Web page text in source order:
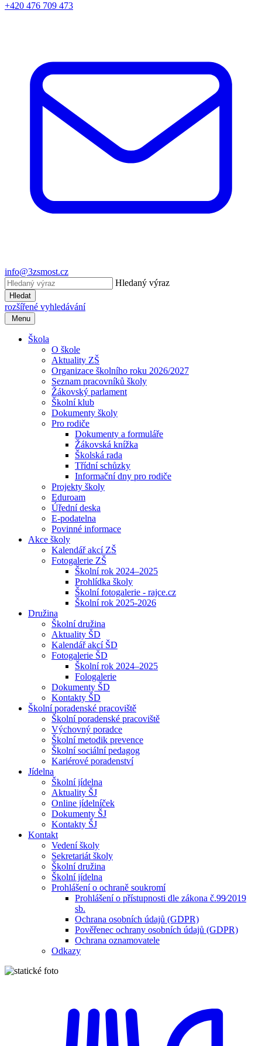
+420 476 709 473
info@3zsmost.cz
Hledaný výraz
Hledat
rozšířené vyhledávání
Menu
Škola
O škole
Aktuality ZŠ
Organizace školního roku 2026/2027
Seznam pracovníků školy
Žákovský parlament
Školní klub
Dokumenty školy
Pro rodiče
Dokumenty a formuláře
Žákovská knížka
Školská rada
Třídní schůzky
Informační dny pro rodiče
Projekty školy
Eduroam
Úřední deska
E-podatelna
Povinné informace
Akce školy
Kalendář akcí ZŠ
Fotogalerie ZŠ
Školní rok 2024–2025
Prohlídka školy
Školní fotogalerie - rajce.cz
Školní rok 2025-2026
Družina
Školní družina
Aktuality ŠD
Kalendář akcí ŠD
Fotogalerie ŠD
Školní rok 2024–2025
Fologalerie
Dokumenty ŠD
Kontakty ŠD
Školní poradenské pracoviště
Školní poradenské pracoviště
Výchovný poradce
Školní metodik prevence
Školní sociální pedagog
Kariérové poradenství
Jídelna
Školní jídelna
Aktuality ŠJ
Online jídelníček
Dokumenty ŠJ
Kontakty ŠJ
Kontakt
Vedení školy
Sekretariát školy
Školní družina
Školní jídelna
Prohlášení o ochraně soukromí
Prohlášení o přístupnosti dle zákona č.99⁄2019
sb.
Ochrana osobních údajů (GDPR)
Pověřenec ochrany osobních údajů (GDPR)
Ochrana oznamovatele
Odkazy